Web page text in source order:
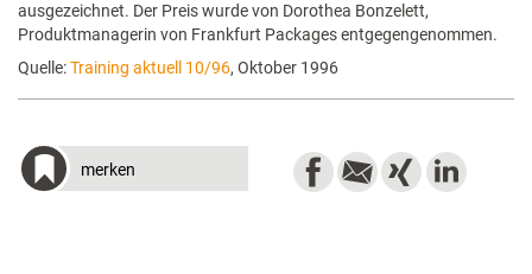
ausgezeichnet. Der Preis wurde von Dorothea Bonzelett,
Produktmanagerin von Frankfurt Packages entgegengenommen.
Quelle:Training aktuell 10/96, Oktober 1996
merken